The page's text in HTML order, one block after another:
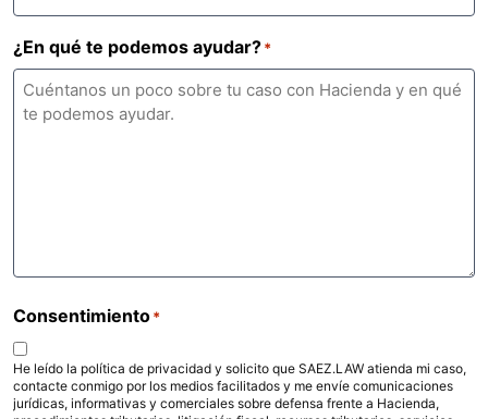
¿En qué te podemos ayudar?*
Consentimiento*
He leído la política de privacidad y solicito que SAEZ.LAW atienda mi caso,
contacte conmigo por los medios facilitados y me envíe comunicaciones
jurídicas, informativas y comerciales sobre defensa frente a Hacienda,